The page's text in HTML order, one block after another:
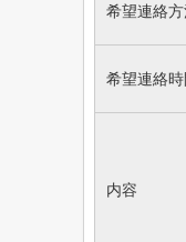
希望連絡
希望連絡時
内容